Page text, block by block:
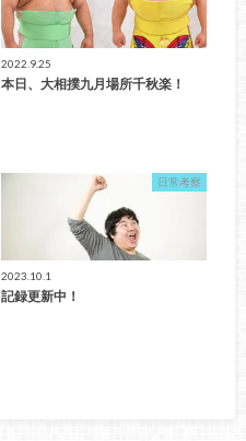
2022.9.25
本日、大相撲九月場所千秋楽！
日常考察
2023.10.1
記録更新中！